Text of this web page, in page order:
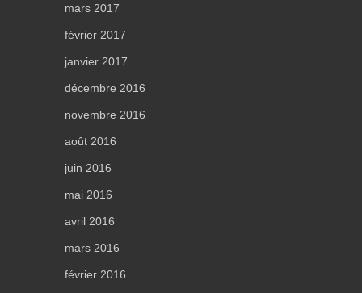
mars 2017
février 2017
janvier 2017
décembre 2016
novembre 2016
août 2016
juin 2016
mai 2016
avril 2016
mars 2016
février 2016